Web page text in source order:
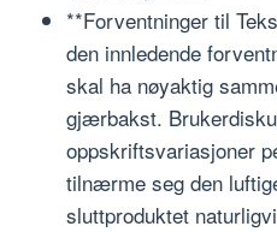
**Forventninger til
den innledende
skal ha nøyaktig
gjærbakst.
oppskriftsvariasjoner
tilnærme seg den
sluttproduktet